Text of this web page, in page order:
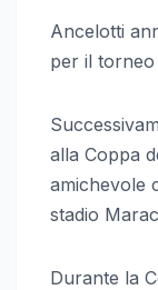
Ancelotti
per il torneo
alla Coppa
amichevole
stadio
Durante la